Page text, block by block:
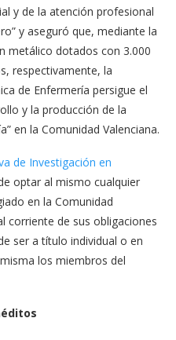
y de la atención profesional
y aseguró que, mediante la
metálico dotados con 3.000
respectivamente, la
de Enfermería persigue el
y la producción de la
en la Comunidad Valenciana.
de Investigación en
optar al mismo cualquier
en la Comunidad
corriente de sus obligaciones
ser a título individual o en
los miembros del